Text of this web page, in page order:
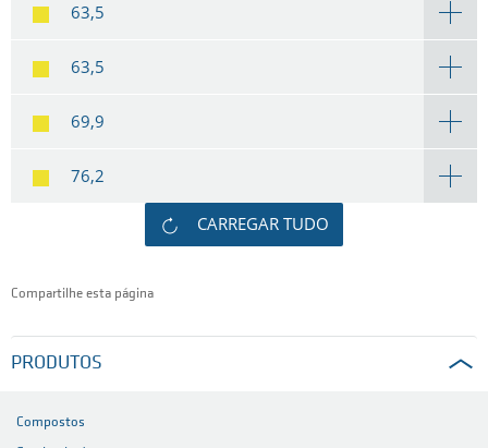
63,5
63,5
69,9
76,2
CARREGAR TUDO
Compartilhe esta página
PRODUTOS
Compostos